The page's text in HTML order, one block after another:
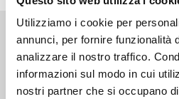
Utilizziamo i cookie per
annunci, per fornire funzionalità
analizzare il nostro traffico.
informazioni sul modo in cui
nostri partner che si occupano